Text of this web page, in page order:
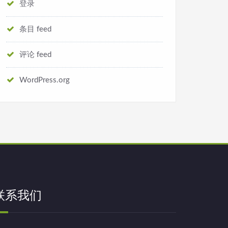
登录
条目 feed
评论 feed
WordPress.org
系我们